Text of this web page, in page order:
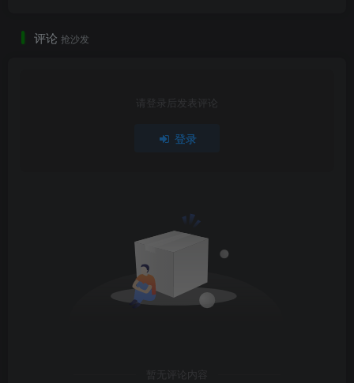
评论 抢沙发
请登录后发表评论
登录
暂无评论内容